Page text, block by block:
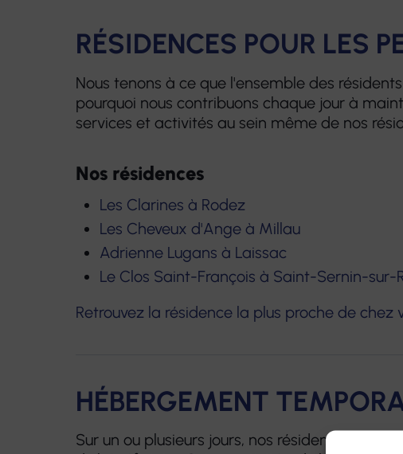
RÉSIDENCES POUR LES
Nous tenons à ce que l'ensemble des
pourquoi nous contribuons chaque jour à
services et activités au sein même de nos
Nos résidences
Les Clarines à Rodez
Les Cheveux d'Ange à Millau
Adrienne Lugans à Laissac
Le Clos Saint-François à Saint-Sernin-sur-
Retrouvez la résidence la plus proche de chez
HÉBERGEMENT
Sur un ou plusieurs jours, nos résidences